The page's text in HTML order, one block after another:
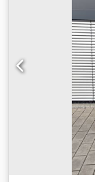
002740
batterie : 24 V,